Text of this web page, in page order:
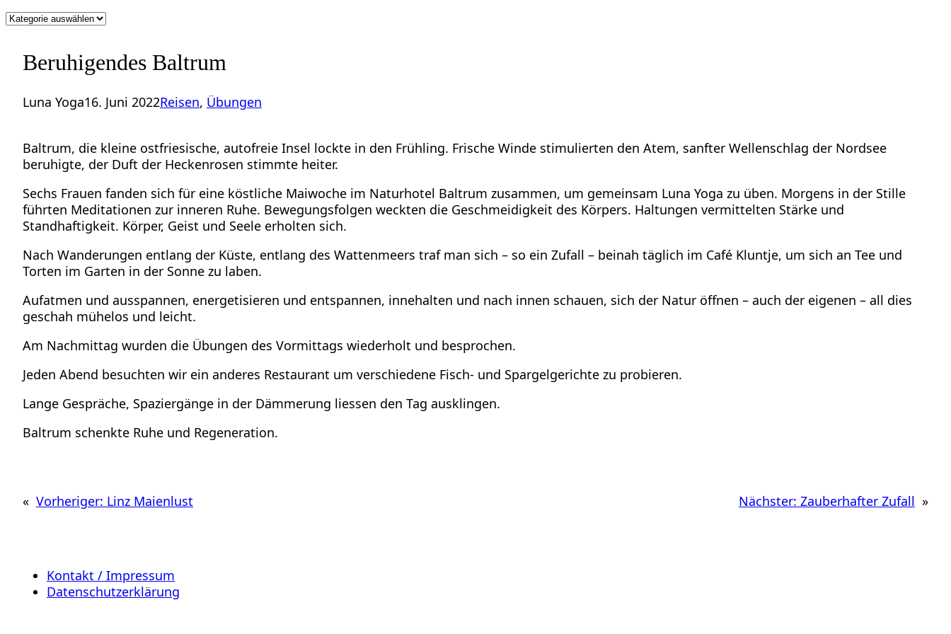
Kategorien
Beruhigendes Baltrum
Luna Yoga16. Juni 2022Reisen, Übungen
Baltrum, die kleine ostfriesische, autofreie Insel lockte in den Frühling. Frische Winde stimulierten den Atem, sanfter Wellenschlag der Nordsee
beruhigte, der Duft der Heckenrosen stimmte heiter.
Sechs Frauen fanden sich für eine köstliche Maiwoche im Naturhotel Baltrum zusammen, um gemeinsam Luna Yoga zu üben. Morgens in der Stille
führten Meditationen zur inneren Ruhe. Bewegungsfolgen weckten die Geschmeidigkeit des Körpers. Haltungen vermittelten Stärke und
Standhaftigkeit. Körper, Geist und Seele erholten sich.
Nach Wanderungen entlang der Küste, entlang des Wattenmeers traf man sich – so ein Zufall – beinah täglich im Café Kluntje, um sich an Tee und
Torten im Garten in der Sonne zu laben.
Aufatmen und ausspannen, energetisieren und entspannen, innehalten und nach innen schauen, sich der Natur öffnen – auch der eigenen – all dies
geschah mühelos und leicht.
Am Nachmittag wurden die Übungen des Vormittags wiederholt und besprochen.
Jeden Abend besuchten wir ein anderes Restaurant um verschiedene Fisch- und Spargelgerichte zu probieren.
Lange Gespräche, Spaziergänge in der Dämmerung liessen den Tag ausklingen.
Baltrum schenkte Ruhe und Regeneration.
« Vorheriger: Linz Maienlust Nächster: Zauberhafter Zufall »
Kontakt / Impressum
Datenschutzerklärung